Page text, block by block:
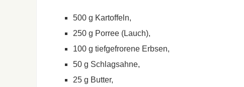
500 g Kartoffeln,
250 g Porree (Lauch),
100 g tiefgefrorene Erbsen,
50 g Schlagsahne,
25 g Butter,